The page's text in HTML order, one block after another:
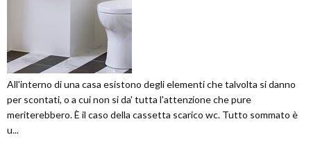
All'interno di una casa esistono degli elementi che talvolta si danno
per scontati, o a cui non si da' tutta l'attenzione che pure
meriterebbero. È il caso della cassetta scarico wc. Tutto sommato è
u...